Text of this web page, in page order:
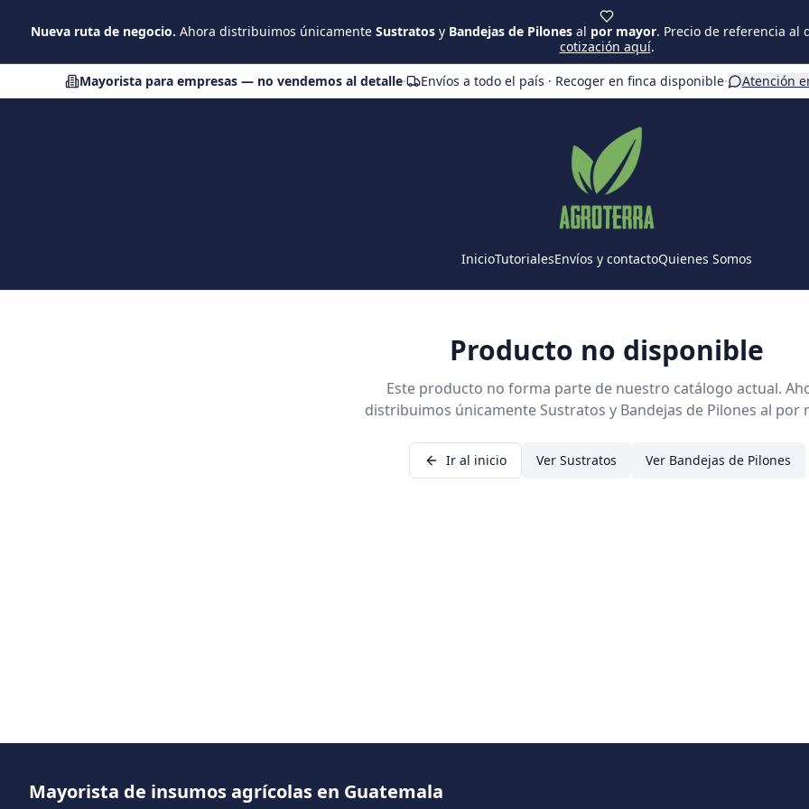
Nueva ruta de negocio. Ahora distribuimos únicamente Sustratos y Bandejas de Pilones al por mayor. Precio de referencia al
cotización aquí.
Mayorista para empresas — no vendemos al detalle· Envíos a todo el país · Recoger en finca disponible· Atención
InicioTutorialesEnvíos y contactoQuienes Somos
Producto no disponible
Este producto no forma parte de nuestro catálogo actual.
distribuimos únicamente Sustratos y Bandejas de Pilones al por
Ir al inicio Ver Sustratos Ver Bandejas de Pilones
Mayorista de insumos agrícolas en Guatemala